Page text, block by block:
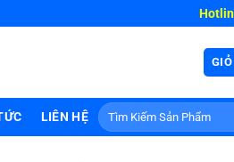
LIÊN HỆ
Tìm
kiếm: